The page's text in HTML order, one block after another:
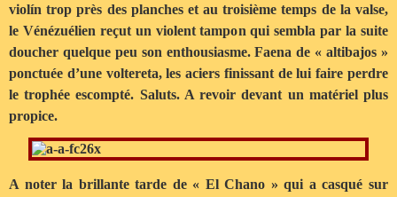
violín trop près des planches et au troisième temps de la valse,
le Vénézuélien reçut un violent tampon qui sembla par la suite
doucher quelque peu son enthousiasme. Faena de « altibajos »
ponctuée d’une voltereta, les aciers finissant de lui faire perdre
le trophée escompté. Saluts. A revoir devant un matériel plus
propice.
A noter la brillante tarde de « El Chano » qui a casqué sur